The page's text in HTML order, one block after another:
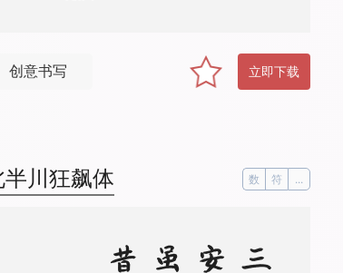
创意书写 立即下载
半川狂飙体 数 符 ...